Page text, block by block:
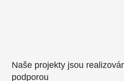
Naše projekty jsou
podporou